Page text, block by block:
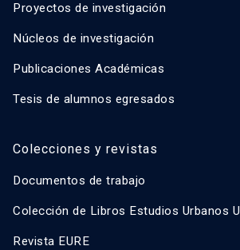
Proyectos de investigación
Núcleos de investigación
Publicaciones Académicas
Tesis de alumnos egresados
Colecciones y revistas
Documentos de trabajo
Colección de Libros Estudios Urbanos
Revista EURE